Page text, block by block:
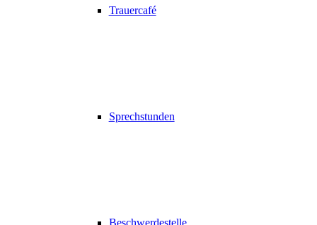
Trauercafé
Sprechstunden
Beschwerdestelle